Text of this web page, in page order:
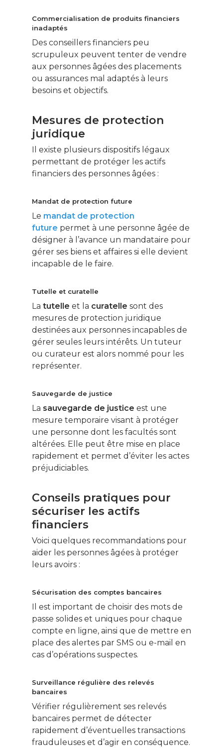
Commercialisation de produits financiers
inadaptés
Des conseillers financiers peu
scrupuleux peuvent tenter de vendre
aux personnes âgées des placements
ou assurances mal adaptés à leurs
besoins et objectifs.
Mesures de protection
juridique
Il existe plusieurs dispositifs légaux
permettant de protéger les actifs
financiers des personnes âgées :
Mandat de protection future
Le mandat de protection
future permet à une personne âgée de
désigner à l’avance un mandataire pour
gérer ses biens et affaires si elle devient
incapable de le faire.
Tutelle et curatelle
La tutelle et la curatelle sont des
mesures de protection juridique
destinées aux personnes incapables de
gérer seules leurs intérêts. Un tuteur
ou curateur est alors nommé pour les
représenter.
Sauvegarde de justice
La sauvegarde de justice est une
mesure temporaire visant à protéger
une personne dont les facultés sont
altérées. Elle peut être mise en place
rapidement et permet d’éviter les actes
préjudiciables.
Conseils pratiques pour
sécuriser les actifs
financiers
Voici quelques recommandations pour
aider les personnes âgées à protéger
leurs avoirs :
Sécurisation des comptes bancaires
Il est important de choisir des mots de
passe solides et uniques pour chaque
compte en ligne, ainsi que de mettre en
place des alertes par SMS ou e-mail en
cas d’opérations suspectes.
Surveillance régulière des relevés
bancaires
Vérifier régulièrement ses relevés
bancaires permet de détecter
rapidement d’éventuelles transactions
frauduleuses et d’agir en conséquence.